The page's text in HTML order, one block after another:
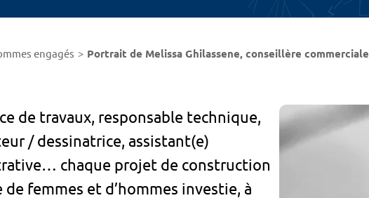
engagés Portrait de Melissa Ghilassene, conseillère commerciale
de travaux, responsable technique,
/ dessinatrice, assistant(e)
chaque projet de construction
de femmes et d’hommes investie, à